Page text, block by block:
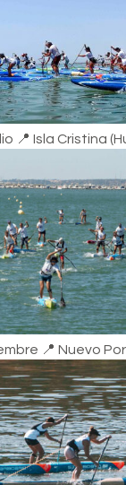
​📍​ Isla Cristina
​📍​ Nuevo